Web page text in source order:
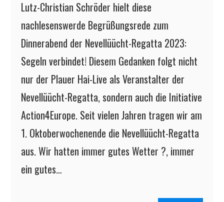
Lutz-Christian Schröder hielt diese
nachlesenswerde Begrüßungsrede zum
Dinnerabend der Nevellüücht-Regatta 2023:
Segeln verbindet! Diesem Gedanken folgt nicht
nur der Plauer Hai-Live als Veranstalter der
Nevellüücht-Regatta, sondern auch die Initiative
Action4Europe. Seit vielen Jahren tragen wir am
1. Oktoberwochenende die Nevellüücht-Regatta
aus. Wir hatten immer gutes Wetter ?, immer
ein gutes…